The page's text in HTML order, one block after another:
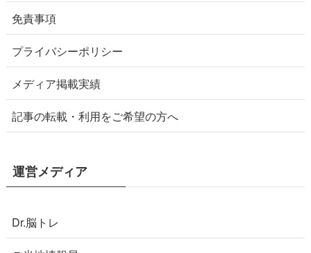
免責事項
プライバシーポリシー
メディア掲載実績
記事の転載・利用をご希望の方へ
運営メディア
Dr.脳トレ